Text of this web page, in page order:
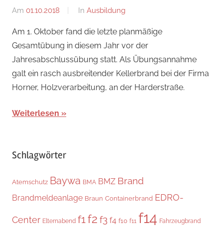
Am 01.10.2018
Von
In Ausbildung
Am 1. Oktober fand die letzte planmäßige
Gesamtübung in diesem Jahr vor der
Jahresabschlussübung statt. Als Übungsannahme
galt ein rasch ausbreitender Kellerbrand bei der Firma
Horner, Holzverarbeitung, an der Harderstraße.
Weiterlesen
Schlagwörter
Atemschutz Baywa BMA BMZ Brand
Brandmeldeanlage Braun Containerbrand EDRO-
Center Elternabend f1f2 f3 f4 f10 f11 f14 Fahrzeugbrand